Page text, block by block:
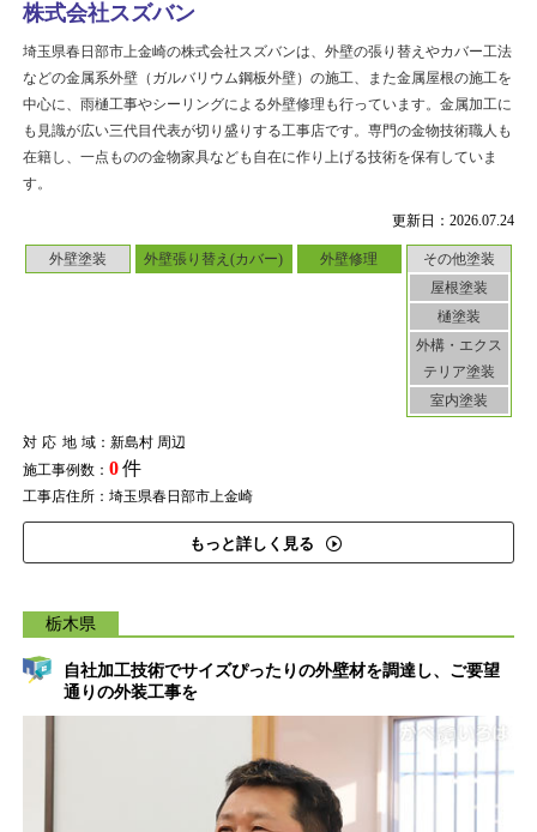
更新日：2026.07.24
外壁塗装 外壁張り替え(カバー) 外壁修理
その他塗装
屋根塗装
樋塗装
外構・エクス
テリア塗装
室内塗装
対応地域：新島村 周辺
施工事例数： 0件
工事店住所：埼玉県春日部市上金崎
もっと詳しく見る
株式会社スズバン
埼玉県春日部市上金崎の株式会社スズバンは、外壁の張り替えやカバー工法
などの金属系外壁（ガルバリウム鋼板外壁）の施工、また金属屋根の施工を
中心に、雨樋工事やシーリングによる外壁修理も行っています。金属加工に
も見識が広い三代目代表が切り盛りする工事店です。専門の金物技術職人も
在籍し、一点ものの金物家具なども自在に作り上げる技術を保有していま
す。
栃木県
自社加工技術でサイズぴったりの外壁材を調達し、ご要望
通りの外装工事を